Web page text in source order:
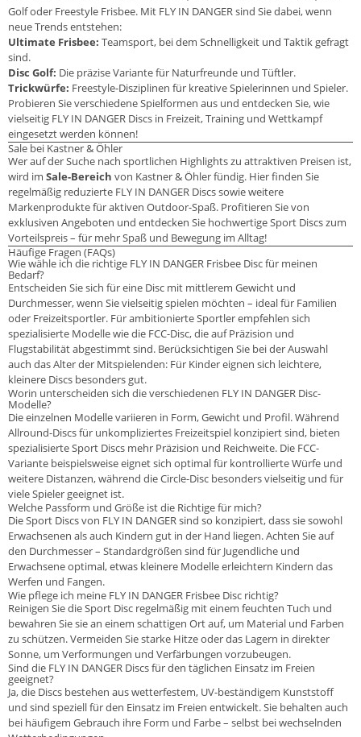
Golf oder Freestyle Frisbee. Mit FLY IN DANGER sind Sie dabei, wenn
neue Trends entstehen:
Ultimate Frisbee: Teamsport, bei dem Schnelligkeit und Taktik gefragt
sind.
Disc Golf: Die präzise Variante für Naturfreunde und Tüftler.
Trickwürfe: Freestyle-Disziplinen für kreative Spielerinnen und Spieler.
Probieren Sie verschiedene Spielformen aus und entdecken Sie, wie
vielseitig FLY IN DANGER Discs in Freizeit, Training und Wettkampf
eingesetzt werden können!
Sale bei Kastner & Öhler
Wer auf der Suche nach sportlichen Highlights zu attraktiven Preisen ist,
wird im Sale-Bereich von Kastner & Öhler fündig. Hier finden Sie
regelmäßig reduzierte FLY IN DANGER Discs sowie weitere
Markenprodukte für aktiven Outdoor-Spaß. Profitieren Sie von
exklusiven Angeboten und entdecken Sie hochwertige Sport Discs zum
Vorteilspreis – für mehr Spaß und Bewegung im Alltag!
Häufige Fragen (FAQs)
Wie wähle ich die richtige FLY IN DANGER Frisbee Disc für meinen
Bedarf?
Entscheiden Sie sich für eine Disc mit mittlerem Gewicht und
Durchmesser, wenn Sie vielseitig spielen möchten – ideal für Familien
oder Freizeitsportler. Für ambitionierte Sportler empfehlen sich
spezialisierte Modelle wie die FCC-Disc, die auf Präzision und
Flugstabilität abgestimmt sind. Berücksichtigen Sie bei der Auswahl
auch das Alter der Mitspielenden: Für Kinder eignen sich leichtere,
kleinere Discs besonders gut.
Worin unterscheiden sich die verschiedenen FLY IN DANGER Disc-
Modelle?
Die einzelnen Modelle variieren in Form, Gewicht und Profil. Während
Allround-Discs für unkompliziertes Freizeitspiel konzipiert sind, bieten
spezialisierte Sport Discs mehr Präzision und Reichweite. Die FCC-
Variante beispielsweise eignet sich optimal für kontrollierte Würfe und
weitere Distanzen, während die Circle-Disc besonders vielseitig und für
viele Spieler geeignet ist.
Welche Passform und Größe ist die Richtige für mich?
Die Sport Discs von FLY IN DANGER sind so konzipiert, dass sie sowohl
Erwachsenen als auch Kindern gut in der Hand liegen. Achten Sie auf
den Durchmesser – Standardgrößen sind für Jugendliche und
Erwachsene optimal, etwas kleinere Modelle erleichtern Kindern das
Werfen und Fangen.
Wie pflege ich meine FLY IN DANGER Frisbee Disc richtig?
Reinigen Sie die Sport Disc regelmäßig mit einem feuchten Tuch und
bewahren Sie sie an einem schattigen Ort auf, um Material und Farben
zu schützen. Vermeiden Sie starke Hitze oder das Lagern in direkter
Sonne, um Verformungen und Verfärbungen vorzubeugen.
Sind die FLY IN DANGER Discs für den täglichen Einsatz im Freien
geeignet?
Ja, die Discs bestehen aus wetterfestem, UV-beständigem Kunststoff
und sind speziell für den Einsatz im Freien entwickelt. Sie behalten auch
bei häufigem Gebrauch ihre Form und Farbe – selbst bei wechselnden